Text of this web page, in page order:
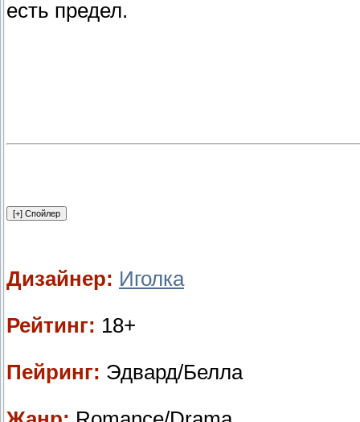
есть предел.
Дизайнер: Иголка
Рейтинг: 18+
Пейринг: Эдвард/Белла